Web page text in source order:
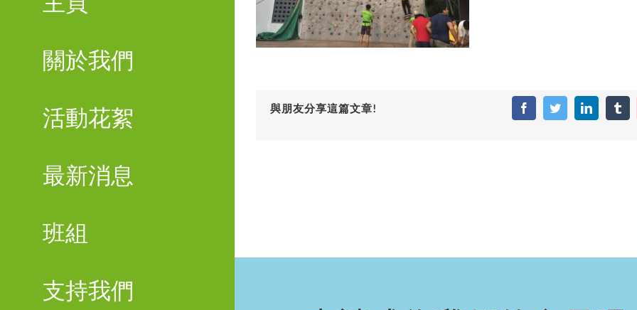
關於我們
活動花絮
最新消息
班組
支持我們
與朋友分享這篇文章! FacebookTwitterLinkedIn